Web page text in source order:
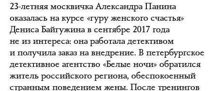
23-летняя москвичка Александра Панина
оказалась на курсе «гуру женского счастья»
Дениса Байгужина в сентябре 2017 года
не из интереса: она работала детективом
и получила заказ на внедрение. В петербургское
детективное агентство «Белые ночи» обратился
житель российского региона, обеспокоенный
странным поведением жены. После тренингов